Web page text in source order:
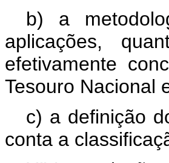
b) a
aplicações,
efetivamente
Tesouro Nacional
c) a definição
conta a